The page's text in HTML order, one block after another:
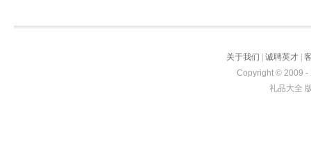
关于我们 诚聘英才
Copyright © 2009 -
礼品大全